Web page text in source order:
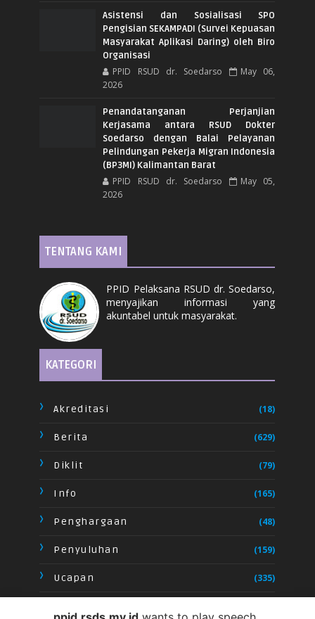
Asistensi dan Sosialisasi SPO
Pengisian SEKAMPADI (Survei Kepuasan
Masyarakat Aplikasi Daring) oleh Biro
Organisasi
PPID RSUD dr. Soedarso
May 06,
2026
Penandatanganan Perjanjian
Kerjasama antara RSUD Dokter
Soedarso dengan Balai Pelayanan
Pelindungan Pekerja Migran Indonesia
(BP3MI) Kalimantan Barat
PPID RSUD dr. Soedarso
May 05,
2026
TENTANG KAMI
PPID Pelaksana RSUD dr. Soedarso,
menyajikan informasi yang
akuntabel untuk masyarakat.
KATEGORI
Akreditasi (18)
Berita (629)
Diklit (79)
Info (165)
Penghargaan (48)
Penyuluhan (159)
Ucapan (335)